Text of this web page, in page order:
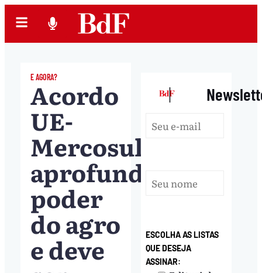
E AGORA?
Acordo
UE-
Mercosul
aprofunda
poder
do agro
e deve
|
ESCOLHA AS LISTAS
QUE DESEJA
ASSINAR: